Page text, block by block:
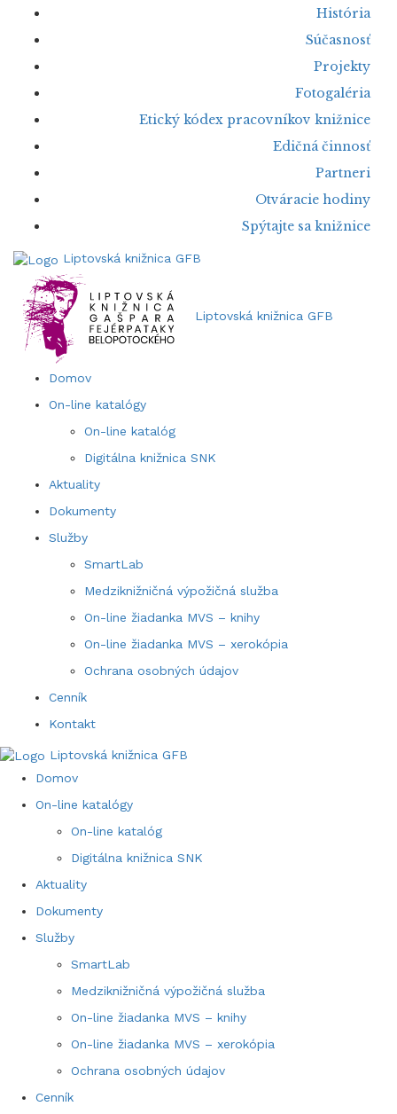
História
Súčasnosť
Projekty
Fotogaléria
Etický kódex pracovníkov knižnice
Edičná činnosť
Partneri
Otváracie hodiny
Spýtajte sa knižnice
Liptovská knižnica GFB
Liptovská knižnica GFB
Domov
On-line katalógy
On-line katalóg
Digitálna knižnica SNK
Aktuality
Dokumenty
Služby
SmartLab
Medziknižničná výpožičná služba
On-line žiadanka MVS – knihy
On-line žiadanka MVS – xerokópia
Ochrana osobných údajov
Cenník
Kontakt
Liptovská knižnica GFB
Domov
On-line katalógy
On-line katalóg
Digitálna knižnica SNK
Aktuality
Dokumenty
Služby
SmartLab
Medziknižničná výpožičná služba
On-line žiadanka MVS – knihy
On-line žiadanka MVS – xerokópia
Ochrana osobných údajov
Cenník